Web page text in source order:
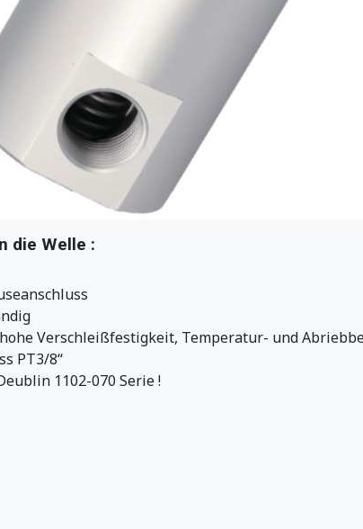
die Welle :
Verschleißfestigkeit, Temperatur- und
PT3/8“
1102-070 Serie !